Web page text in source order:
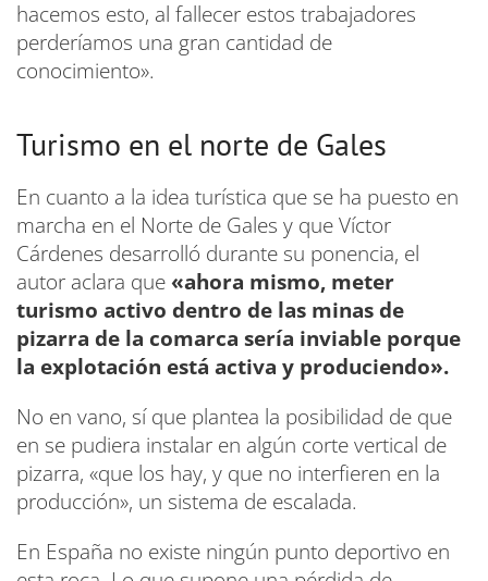
hacemos esto, al fallecer estos trabajadores
perderíamos una gran cantidad de
conocimiento».
Turismo en el norte de Gales
En cuanto a la idea turística que se ha puesto en
marcha en el Norte de Gales y que Víctor
Cárdenes desarrolló durante su ponencia, el
autor aclara que«ahora mismo, meter
turismo activo dentro de las minas de
pizarra de la comarca sería inviable porque
la explotación está activa y produciendo».
No en vano, sí que plantea la posibilidad de que
en se pudiera instalar en algún corte vertical de
pizarra, «que los hay, y que no interfieren en la
producción», un sistema de escalada.
En España no existe ningún punto deportivo en